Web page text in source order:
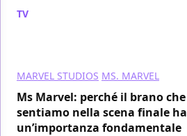
TV
MARVEL STUDIOS MS. MARVEL
Ms Marvel: perché il brano che
sentiamo nella scena finale ha
un’importanza fondamentale